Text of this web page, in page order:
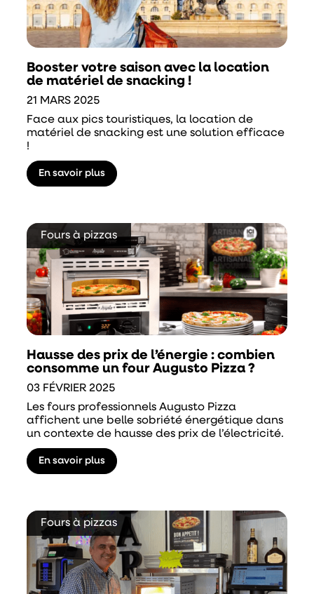
Booster votre saison avec la location
de matériel de snacking !
21 MARS 2025
Face aux pics touristiques, la location de
matériel de snacking est une solution efficace
!
En savoir plus
Fours à pizzas
Hausse des prix de l’énergie : combien
consomme un four Augusto Pizza ?
03 FÉVRIER 2025
Les fours professionnels Augusto Pizza
affichent une belle sobriété énergétique dans
un contexte de hausse des prix de l’électricité.
En savoir plus
Fours à pizzas